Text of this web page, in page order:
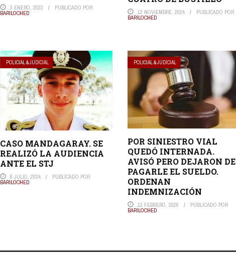
3 ENERO, 2023 PUBLICADO POR
BARILOCHED 12 NOVIEMBRE, 2024 PUBLICADO POR
BARILOCHED
POLICIAL & JUDICIAL
CASO MANDAGARAY. SE
REALIZÓ LA AUDIENCIA
ANTE EL STJ
8 JULIO, 2024 PUBLICADO POR
BARILOCHED
POLICIAL & JUDICIAL
POR SINIESTRO VIAL
QUEDÓ INTERNADA.
AVISÓ PERO DEJARON DE
PAGARLE EL SUELDO.
ORDENAN
INDEMNIZACIÓN
13 FEBRERO, 2026 PUBLICADO POR
BARILOCHED